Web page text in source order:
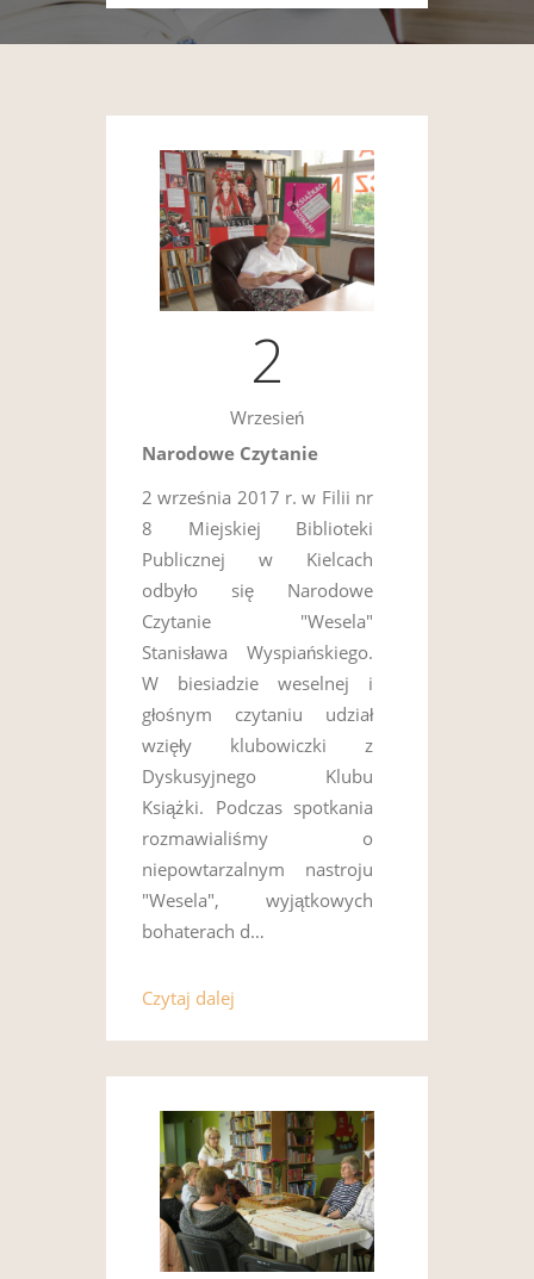
2
Wrzesień
Narodowe Czytanie
2 września 2017 r. w Filii nr
8 Miejskiej Biblioteki
Publicznej w Kielcach
odbyło się Narodowe
Czytanie "Wesela"
Stanisława Wyspiańskiego.
W biesiadzie weselnej i
głośnym czytaniu udział
wzięły klubowiczki z
Dyskusyjnego Klubu
Książki. Podczas spotkania
rozmawialiśmy o
niepowtarzalnym nastroju
"Wesela", wyjątkowych
bohaterach d…
Czytaj dalej